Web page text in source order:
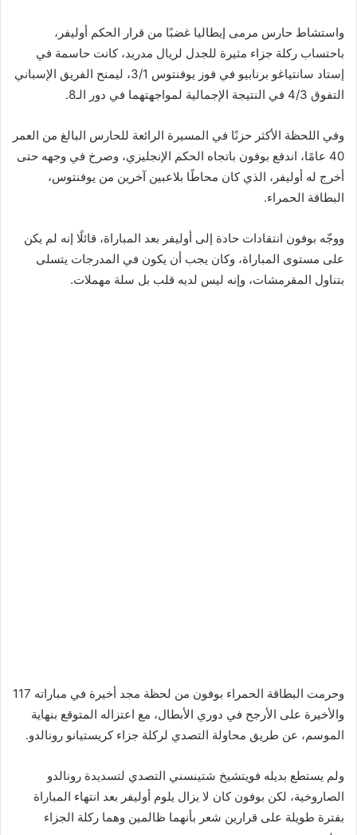
واستشاط حارس مرمى إيطاليا غضبًا من قرار الحكم أوليفر،
باحتساب ركلة جزاء مثيرة للجدل لريال مدريد، كانت حاسمة في
إستاد سانتياغو برنابيو في فوز يوفنتوس 3/1، ليمنح الفريق الإسباني
التفوق 4/3 في النتيجة الإجمالية لمواجهتهما في دور الـ8.
وفي اللحظة الأكثر حزنًا في المسيرة الرائعة للحارس البالغ من العمر
40 عامًا، اندفع بوفون باتجاه الحكم الإنجليزي، وصرخ في وجهه حتى
أخرج له أوليفر، الذي كان محاطًا بلاعبين آخرين من يوفنتوس،
البطاقة الحمراء.
ووجّه بوفون انتقادات حادة إلى أوليفر بعد المباراة، قائلًا إنه لم يكن
على مستوى المباراة، وكان يجب أن يكون في المدرجات يتسلى
بتناول المقرمشات، وإنه ليس لديه قلب بل سلة مهملات.
وحرمت البطاقة الحمراء بوفون من لحظة مجد أخيرة في مباراته 117
والأخيرة على الأرجح في دوري الأبطال، مع اعتزاله المتوقع بنهاية
الموسم، عن طريق محاولة التصدي لركلة جزاء كريستيانو رونالدو.
ولم يستطع بديله فويتشيخ شتينسني التصدي لتسديدة رونالدو
الصاروخية، لكن بوفون كان لا يزال يلوم أوليفر بعد انتهاء المباراة
بفترة طويلة على قرارين شعر بأنهما ظالمين وهما ركلة الجزاء